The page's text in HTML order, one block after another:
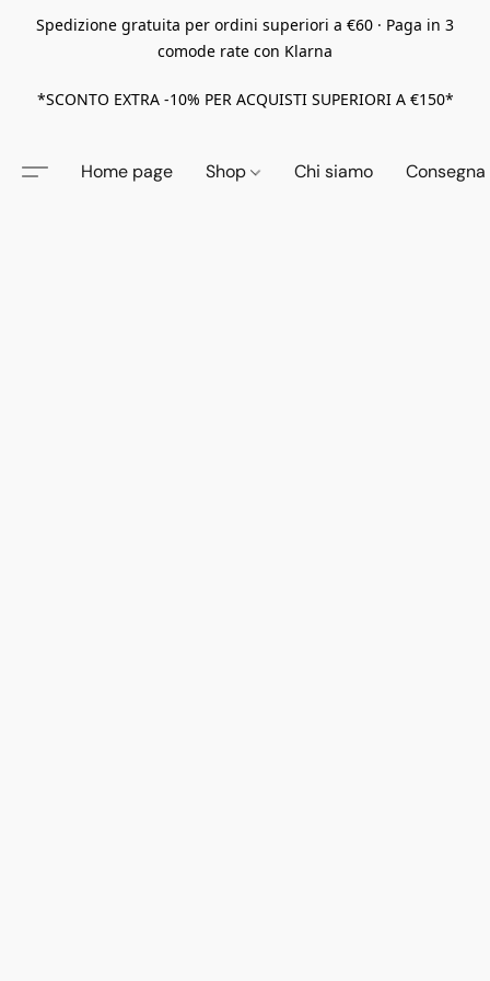
Spedizione gratuita per ordini superiori a €60 · Paga in 3
comode rate con Klarna
*SCONTO EXTRA -10% PER ACQUISTI SUPERIORI A €150*
Home page Shop Chi siamo Consegna